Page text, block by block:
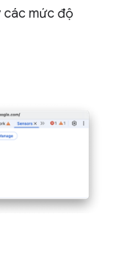
các mức độ